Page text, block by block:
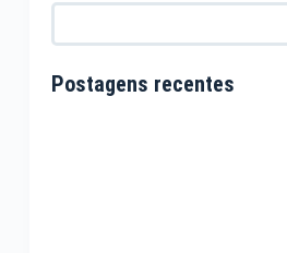
Postagens recentes